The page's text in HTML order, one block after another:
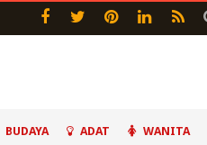
BUDAYA ADAT WANITA